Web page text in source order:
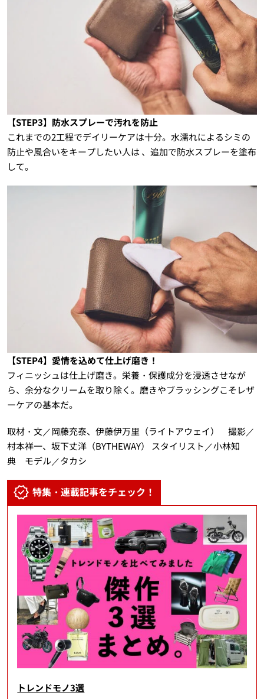
【STEP3】防水スプレーで汚れを防止
これまでの2工程でデイリーケアは十分。水濡れによるシミの
防止や風合いをキープしたい人は 、追加で防水スプレーを塗布
して。
【STEP4】愛情を込めて仕上げ磨き！
フィニッシュは仕上げ磨き。栄養・保護成分を浸透させなが
ら、余分なクリームを取り除く。磨きやブラッシングこそレザ
ーケアの基本だ。
取材・文／岡藤充泰、伊藤伊万里（ライトアウェイ） 撮影／
村本祥一、坂下丈洋（BYTHEWAY） スタイリスト／小林知
典 モデル／タカシ
特集・連載記事をチェック！
トレンドモノ3選